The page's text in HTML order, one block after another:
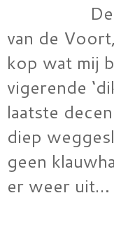
van de
kop wat mij
vigerende
laatste
diep
geen
er weer uit…